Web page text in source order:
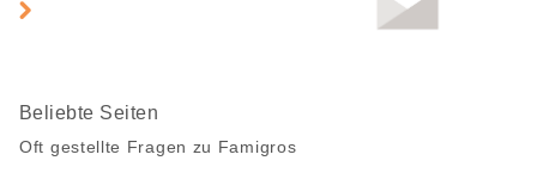
Beliebte Seiten
Oft gestellte Fragen zu Famigros